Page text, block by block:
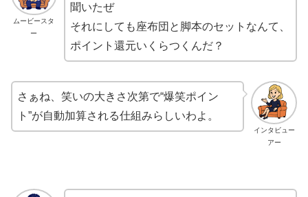
ムービースタ
ー
聞いたぜ
それにしても座布団と脚本のセットなんて、
ポイント還元いくらつくんだ？
インタビュー
アー
さぁね、笑いの大きさ次第で“爆笑ポイン
ト”が自動加算される仕組みらしいわよ。